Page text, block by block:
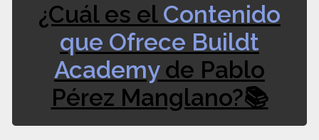
¿Cuál es el Contenido
que Ofrece Buildt
Academyde Pablo
Pérez Manglano?📚